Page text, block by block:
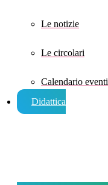
Le notizie
Le circolari
Calendario eventi
Didattica